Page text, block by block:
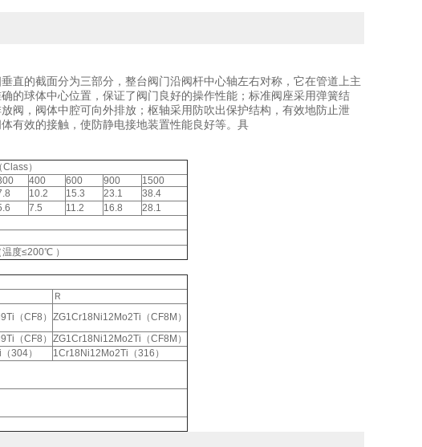
直的截面分为三部分，整台阀门沿阀杆中心轴左右对称，它在管道上主
的球体中心位置，保证了阀门良好的操作性能；标准阀座采用弹簧结
阀，阀体中腔可向外排放；枢轴采用防吹出保护结构，有效地防止泄
有效的接触，使防静电接地装置性能良好等。具
）
400 600 900
1500
10.2 15.3 23.1
38.4
7.5 11.2 16.8
28.1
度≤200℃ ）
Ｒ
（CF8） ZG1Cr18Ni12Mo2Ti（CF8M）
（CF8） ZG1Cr18Ni12Mo2Ti（CF8M）
304）
1Cr18Ni12Mo2Ti（316）